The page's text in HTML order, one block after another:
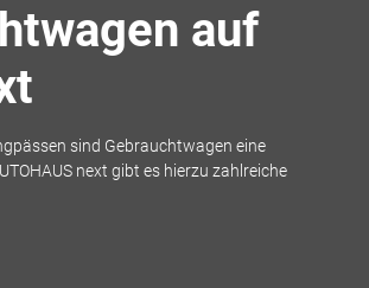
auf
sind Gebrauchtwagen eine
next gibt es hierzu zahlreiche